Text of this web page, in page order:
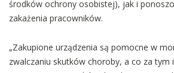
środków ochrony osobistej), jak i
zakażenia pracowników.
„Zakupione urządzenia są pomocne w
zwalczaniu skutków choroby, a co za tym